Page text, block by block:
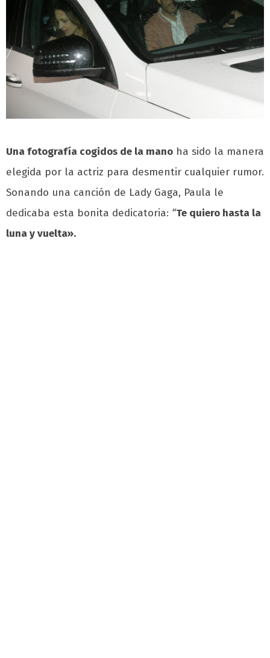
Una fotografía cogidos de la mano ha sido la manera
elegida por la actriz para desmentir cualquier rumor.
Sonando una canción de Lady Gaga, Paula le
dedicaba esta bonita dedicatoria: “Te quiero hasta la
luna y vuelta».